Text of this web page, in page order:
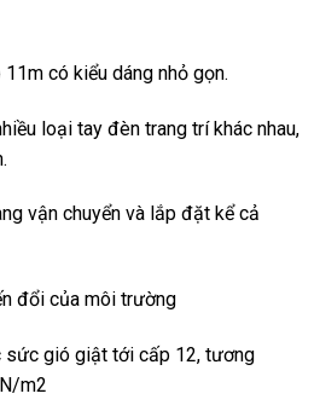
có kiểu dáng nhỏ gọn.
loại tay đèn trang trí khác nhau,
vận chuyển và lắp đặt kể cả
đổi của môi trường
sức gió giật tới cấp 12, tương
m2